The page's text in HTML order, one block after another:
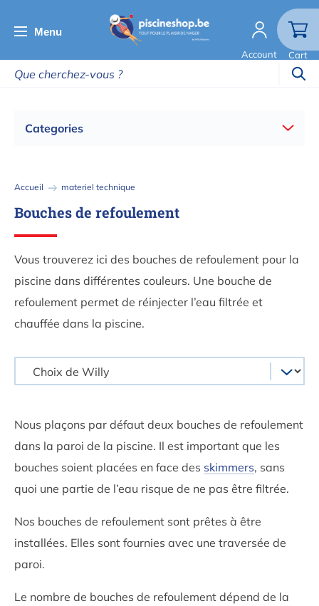
au
principal
Menu
Account Cart
Categories
Fil
Accueil materiel technique
Bouches de refoulement
Vous trouverez ici des bouches de refoulement pour la
piscine dans différentes couleurs. Une bouche de
refoulement permet de réinjecter l’eau filtrée et
chauffée dans la piscine.
Nous plaçons par défaut deux bouches de refoulement
dans la paroi de la piscine. Il est important que les
bouches soient placées en face des skimmers, sans
quoi une partie de l’eau risque de ne pas être filtrée.
Nos bouches de refoulement sont prêtes à être
installées. Elles sont fournies avec une traversée de
paroi.
Le nombre de bouches de refoulement dépend de la